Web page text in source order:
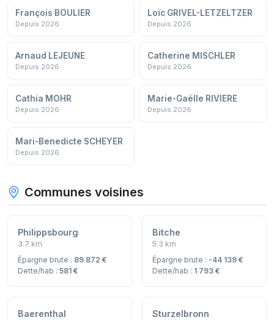
François BOULIER
Depuis 2026
Loïc GRIVEL-LETZELTZER
Depuis 2026
Arnaud LEJEUNE
Depuis 2026
Catherine MISCHLER
Depuis 2026
Cathia MOHR
Depuis 2026
Marie-Gaëlle RIVIERE
Depuis 2026
Mari-Benedicte SCHEYER
Depuis 2026
Communes voisines
Philippsbourg
3.7 km
Épargne brute : 89 872 €
Dette/hab : 581 €
Bitche
5.3 km
Épargne brute : -44 139 €
Dette/hab : 1 793 €
Baerenthal Sturzelbronn